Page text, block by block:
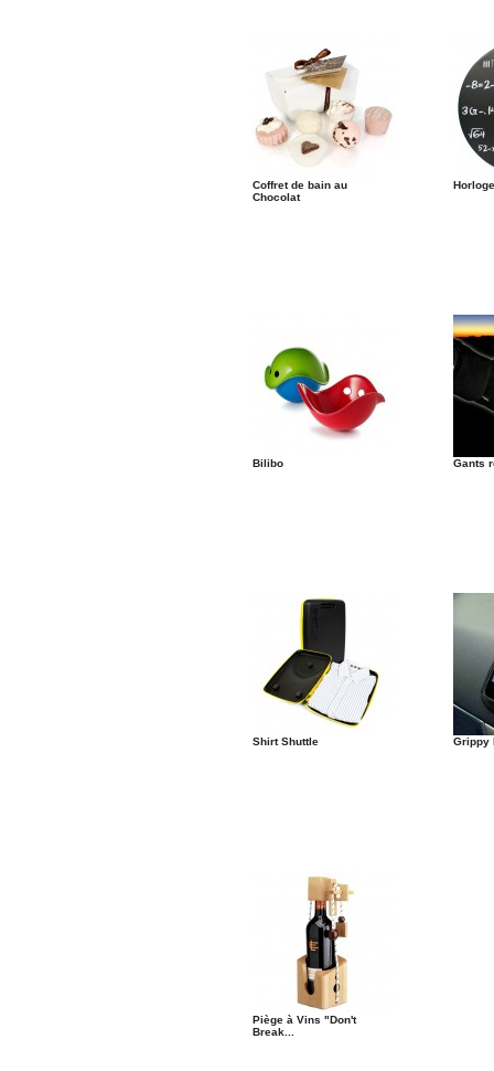
Coffret de bain au
Chocolat
Bilibo Gants
Shirt Shuttle Grippy
Piège à Vins "Don't
Break...